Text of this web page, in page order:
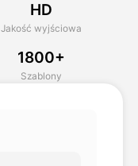
HD
Jakość wyjściowa
1800+
Szablony